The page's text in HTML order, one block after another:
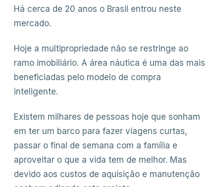
Há cerca de 20 anos o Brasil entrou neste
mercado.
Hoje a multipropriedade não se restringe ao
ramo imobiliário. A área náutica é uma das mais
beneficiadas pelo modelo de compra
inteligente.
Existem milhares de pessoas hoje que sonham
em ter um barco para fazer viagens curtas,
passar o final de semana com a família e
aproveitar o que a vida tem de melhor. Mas
devido aos custos de aquisição e manutenção